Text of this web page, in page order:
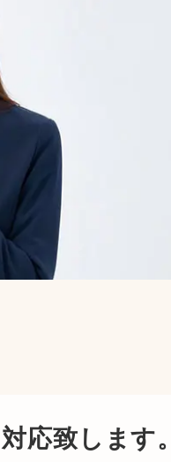
応致します。